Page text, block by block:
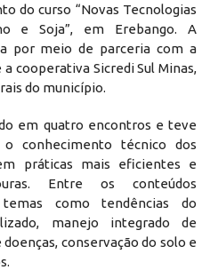
do curso “Novas Tecnologias
e Soja”, em Erebango. A
por meio de parceria com a
cooperativa Sicredi Sul Minas,
do município.
em quatro encontros e teve
conhecimento técnico dos
práticas mais eficientes e
Entre os conteúdos
como tendências do
manejo integrado de
conservação do solo e